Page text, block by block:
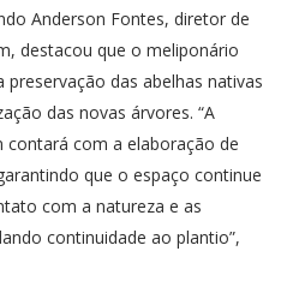
Anderson Fontes, diretor de
destacou que o meliponário
das abelhas nativas
das novas árvores. “A
com a elaboração de
que o espaço continue
com a natureza e as
continuidade ao plantio”,